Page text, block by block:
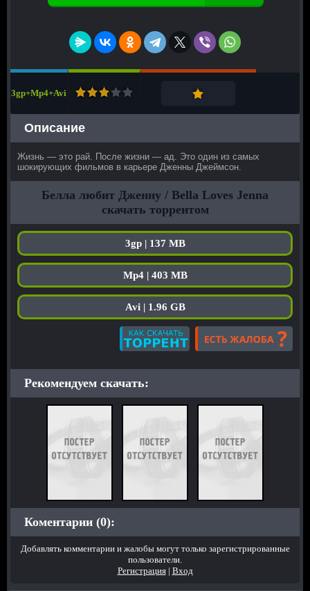
3gp+Mp4+Avi
Описание
Жизнь — это рай. После жизни — ад. Это один из самых
шокирующих фильмов в карьере Дженны Джеймсон.
Белла любит Дженну / Bella Loves Jenna
скачать торрентом
3gp | 137 MB
Mp4 | 403 MB
Avi | 1.96 GB
Рекомендуем скачать:
Коментарии (0):
Добавлять комментарии и жалобы могут только зарегистрированные
пользователи.
Регистрация| Вход